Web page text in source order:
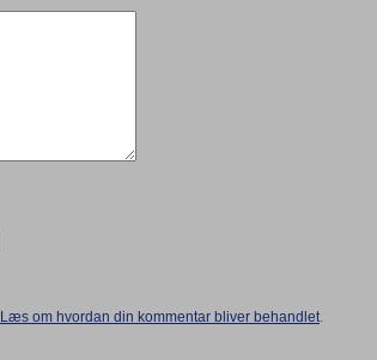
Læs om hvordan din kommentar bliver behandlet